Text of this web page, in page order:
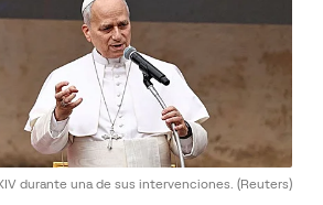
durante una de sus intervenciones. (Reuters)